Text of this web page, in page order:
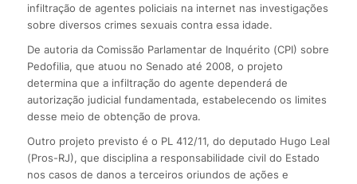
infiltração de agentes policiais na internet nas investigações
sobre diversos crimes sexuais contra essa idade.
De autoria da Comissão Parlamentar de Inquérito (CPI) sobre
Pedofilia, que atuou no Senado até 2008, o projeto
determina que a infiltração do agente dependerá de
autorização judicial fundamentada, estabelecendo os limites
desse meio de obtenção de prova.
Outro projeto previsto é o PL 412/11, do deputado Hugo Leal
(Pros-RJ), que disciplina a responsabilidade civil do Estado
nos casos de danos a terceiros oriundos de ações e